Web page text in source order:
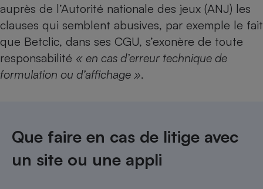
auprès de l’Autorité nationale des jeux (ANJ) les
clauses qui semblent abusives, par exemple le fait
que Betclic, dans ses CGU, s’exonère de toute
responsabilité « en cas d’erreur technique de
formulation ou d’affichage ».
Que faire en cas de litige avec
un site ou une appli